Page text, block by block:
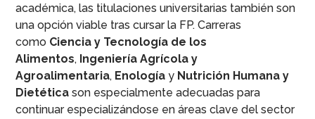
académica, las titulaciones universitarias también son
una opción viable tras cursar la FP. Carreras
como Ciencia y Tecnología de los
Alimentos, Ingeniería Agrícola y
Agroalimentaria, Enología y Nutrición Humana y
Dietética son especialmente adecuadas para
continuar especializándose en áreas clave del sector